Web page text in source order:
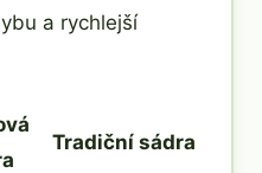
a rychlejší
Tradiční sádra